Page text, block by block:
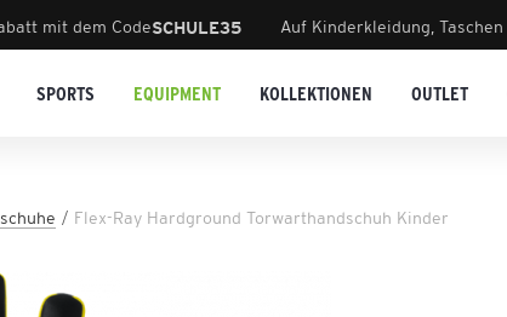
mit dem CodeSCHULE35 Auf Kinderkleidung,
SPORTS EQUIPMENT KOLLEKTIONEN OUTLET
Flex-Ray Hardground Torwarthandschuh Kinder